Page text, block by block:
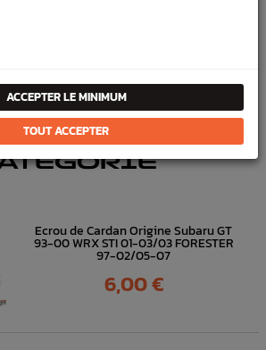
LA MÊME
Ecrou de Cardan Origine Subaru GT
93-00 WRX STI 01-03/03 FORESTER
97-02/05-07
Prix
6,00 €
ACCEPTER LE MINIMUM
TOUT ACCEPTER